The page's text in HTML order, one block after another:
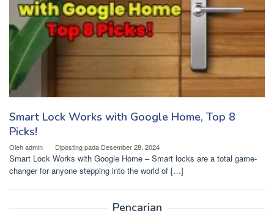
Smart Lock Works with Google Home, Top 8
Picks!
Olehadmin Diposting pada Desember 28, 2024
Smart Lock Works with Google Home – Smart locks are a total game-
changer for anyone stepping into the world of […]
Pencarian